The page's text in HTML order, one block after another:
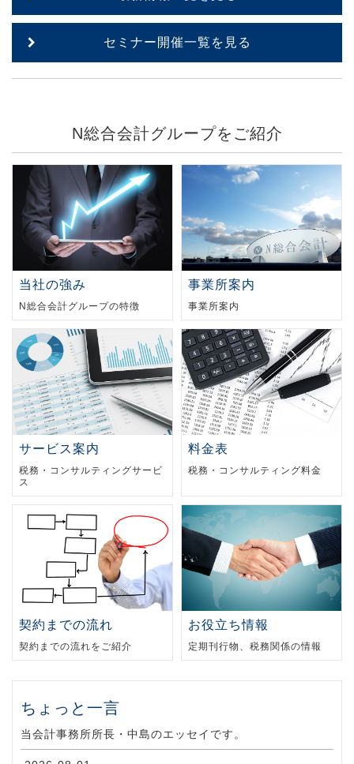
セミナー開催一覧を見る
N総合会計グループをご紹介
当社の強み
N総合会計グループの特徴
事業所案内
事業所案内
サービス案内
税務・コンサルティングサービ
ス
料金表
税務・コンサルティング料金
契約までの流れ
契約までの流れをご紹介
お役立ち情報
定期刊行物、税務関係の情報
ちょっと一言
当会計事務所所長・中島のエッセイです。